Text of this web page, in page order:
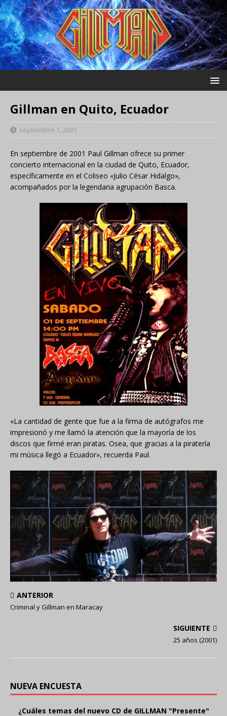
Gillman en Quito, Ecuador
septiembre 1, 2001
En septiembre de 2001 Paul Gillman ofrece su primer
concierto internacional en la ciudad de Quito, Ecuador,
específicamente en el Coliseo «Julio César Hidalgo»,
acompañados por la legendaria agrupación Basca.
«La cantidad de gente que fue a la firma de autógrafos me
impresionó y me llamó la atención que la mayoría de los
discos que firmé eran piratas. Osea, que gracias a la piratería
mi música llegó a Ecuador», recuerda Paul.
ANTERIOR
Criminal y Gillman en Maracay
SIGUIENTE
25 años (2001)
NUEVA ENCUESTA
¿Cuáles temas del nuevo CD de GILLMAN "Presente"